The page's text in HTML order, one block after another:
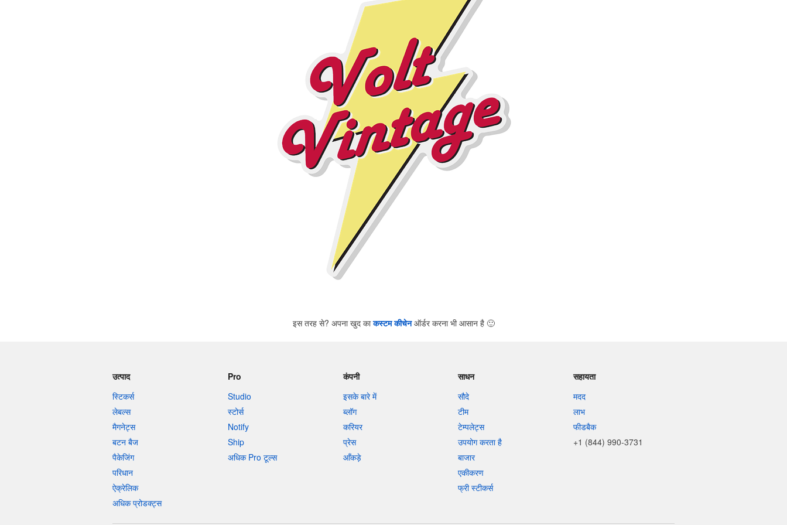
इस तरह से? अपना खुद काकस्टम कीचेनऑर्डर करना भी आसान है 🙂
उत्पाद
स्टिकर्स
लेबल्स
मैगनेट्स
बटन बैज
पैकेजिंग
परिधान
ऐक्रेलिक
अधिक प्रोडक्ट्स
Pro
Studio
स्टोर्स
Notify
Ship
अधिक Pro टूल्स
कंपनी
इसके बारे में
ब्लॉग
करियर
प्रेस
आँकड़े
साधन
सौदे
टीम
टेम्पलेट्स
उपयोग करता है
बाजार
एकीकरण
फ्री स्टीकर्स
सहायता
मदद
लाभ
फीडबैक
+1 (844) 990-3731